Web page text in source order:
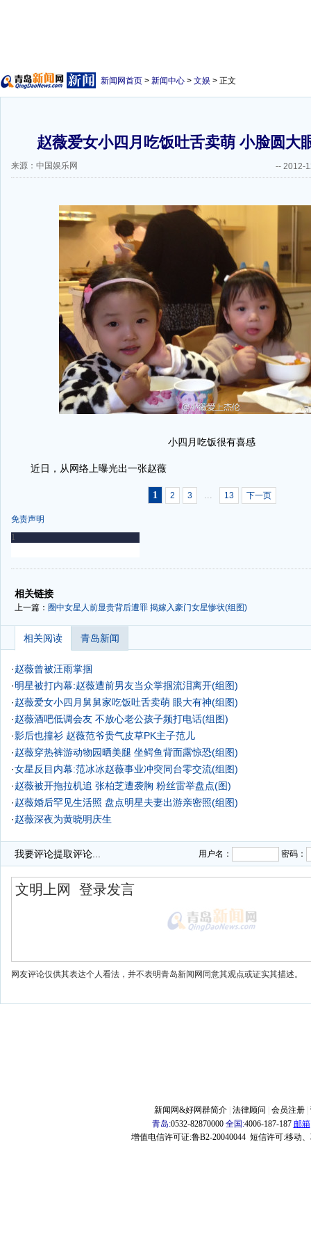
新闻网首页 > 新闻中心 > 文娱 > 正文
赵薇爱女小四月吃饭吐舌卖萌 小脸圆大
来源：中国娱乐网 -- 2012-
小四月吃饭很有喜感
近日，从网络上曝光出一张赵薇
1 2 3 ... 13 下一页
免责声明
-
相关链接
上一篇： 圈中女星人前显贵背后遭罪 揭嫁入豪门女星惨状(组图)
相关阅读 青岛新闻
·赵薇曾被汪雨掌掴
·明星被打内幕:赵薇遭前男友当众掌掴流泪离开(组图)
·赵薇爱女小四月舅舅家吃饭吐舌卖萌 眼大有神(组图)
·赵薇酒吧低调会友 不放心老公孩子频打电话(组图)
·影后也撞衫 赵薇范爷贵气皮草PK主子范儿
·赵薇穿热裤游动物园晒美腿 坐鳄鱼背面露惊恐(组图)
·女星反目内幕:范冰冰赵薇事业冲突同台零交流(组图)
·赵薇被开拖拉机追 张柏芝遭袭胸 粉丝雷举盘点(图)
·赵薇婚后罕见生活照 盘点明星夫妻出游亲密照(组图)
·赵薇深夜为黄晓明庆生
我要评论提取评论... 用户名： 密码：
网友评论仅供其表达个人看法，并不表明青岛新闻网同意其观点或证实其描述。